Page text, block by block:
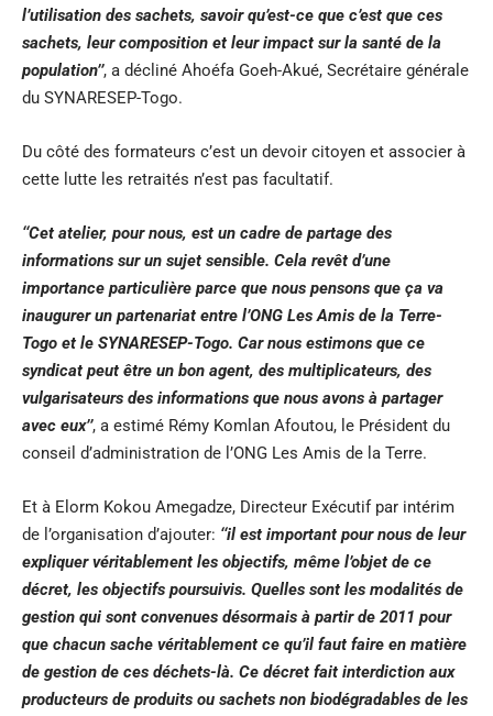
l’utilisation des sachets, savoir qu’est-ce que c’est que ces
sachets, leur composition et leur impact sur la santé de la
population’’, a décliné Ahoéfa Goeh-Akué, Secrétaire générale
du SYNARESEP-Togo.
Du côté des formateurs c’est un devoir citoyen et associer à
cette lutte les retraités n’est pas facultatif.
‘‘Cet atelier, pour nous, est un cadre de partage des
informations sur un sujet sensible. Cela revêt d’une
importance particulière parce que nous pensons que ça va
inaugurer un partenariat entre l’ONG Les Amis de la Terre-
Togo et le SYNARESEP-Togo. Car nous estimons que ce
syndicat peut être un bon agent, des multiplicateurs, des
vulgarisateurs des informations que nous avons à partager
avec eux’’, a estimé Rémy Komlan Afoutou, le Président du
conseil d’administration de l’ONG Les Amis de la Terre.
Et à Elorm Kokou Amegadze, Directeur Exécutif par intérim
de l’organisation d’ajouter: ‘‘il est important pour nous de leur
expliquer véritablement les objectifs, même l’objet de ce
décret, les objectifs poursuivis. Quelles sont les modalités de
gestion qui sont convenues désormais à partir de 2011 pour
que chacun sache véritablement ce qu’il faut faire en matière
de gestion de ces déchets-là. Ce décret fait interdiction aux
producteurs de produits ou sachets non biodégradables de les